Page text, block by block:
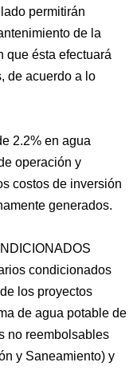
permitirán
de la
que ésta efectuará
de acuerdo a lo
2.2% en agua
operación y
costos de inversión
generados.
condicionados
los proyectos
de agua potable de
no reembolsables
y Saneamiento) y